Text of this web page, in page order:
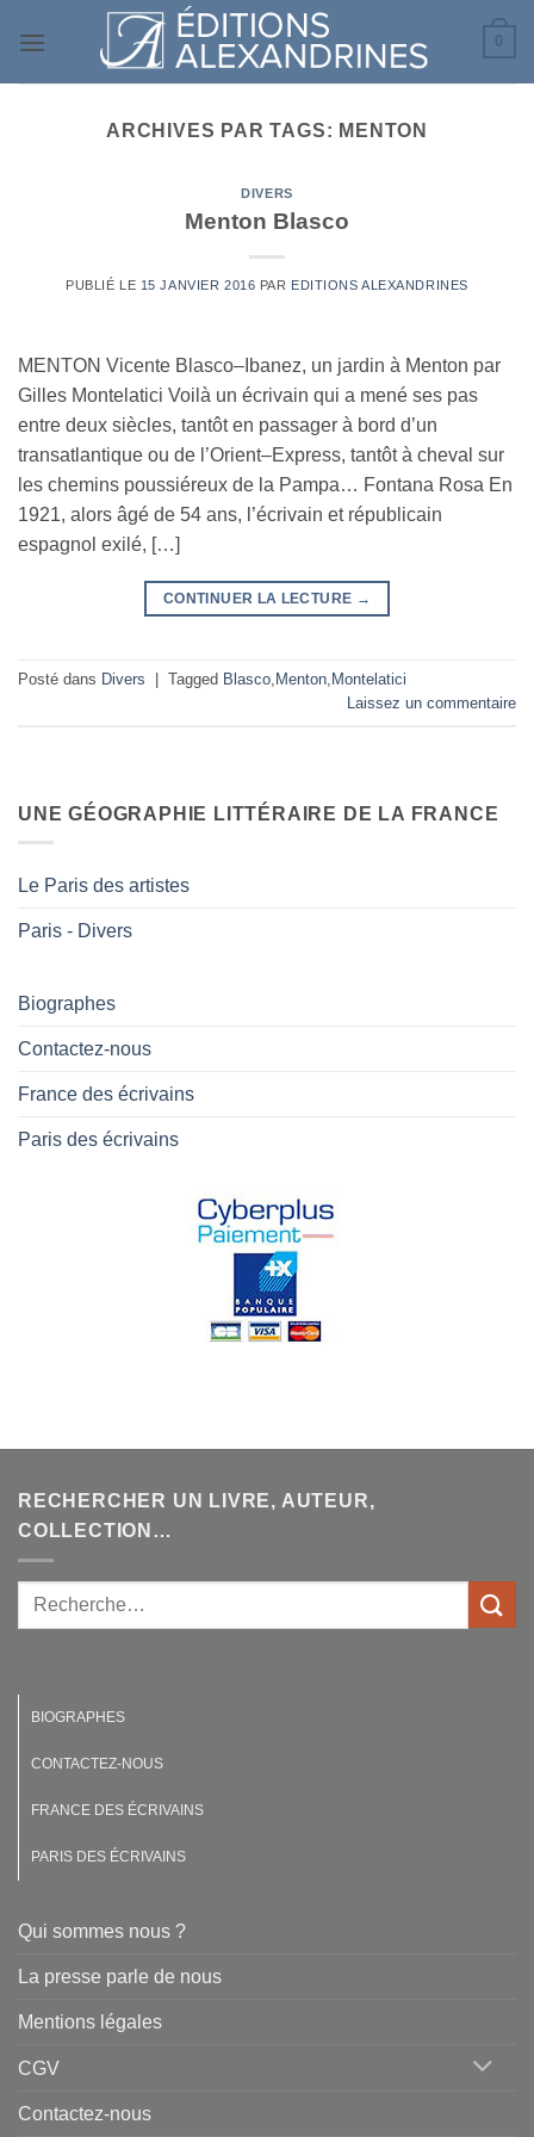
ARCHIVES PAR TAGS: MENTON
DIVERS
Menton Blasco
PUBLIÉ LE 15 JANVIER 2016 PAR EDITIONS ALEXANDRINES
MENTON Vicente Blasco–Ibanez, un jardin à Menton par
Gilles Montelatici Voilà un écrivain qui a mené ses pas
entre deux siècles, tantôt en passager à bord d’un
transatlantique ou de l’Orient–Express, tantôt à cheval sur
les chemins poussiéreux de la Pampa… Fontana Rosa En
1921, alors âgé de 54 ans, l’écrivain et républicain
espagnol exilé, […]
CONTINUER LA LECTURE →
Posté dans Divers Tagged Blasco Menton Montelatici
Laissez un commentaire
UNE GÉOGRAPHIE LITTÉRAIRE DE LA FRANCE
Le Paris des artistes
Paris - Divers
Biographes
Contactez-nous
France des écrivains
Paris des écrivains
RECHERCHER UN LIVRE, AUTEUR,
COLLECTION…
BIOGRAPHES
CONTACTEZ-NOUS
FRANCE DES ÉCRIVAINS
PARIS DES ÉCRIVAINS
Qui sommes nous ?
La presse parle de nous
Mentions légales
CGV
Contactez-nous